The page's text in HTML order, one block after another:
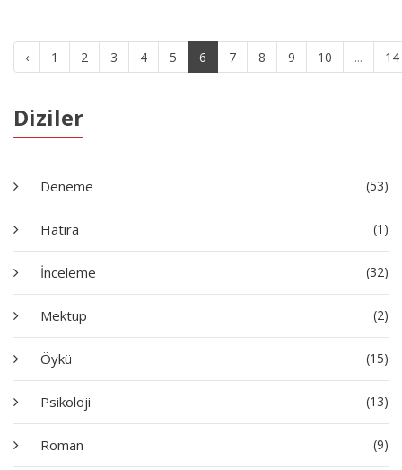
Diziler
Deneme (53)
Hatıra (1)
İnceleme (32)
Mektup (2)
Öykü (15)
Psikoloji (13)
Roman (9)
‹ 1 2 3 4 5 6 7 8 9 10 ... 14